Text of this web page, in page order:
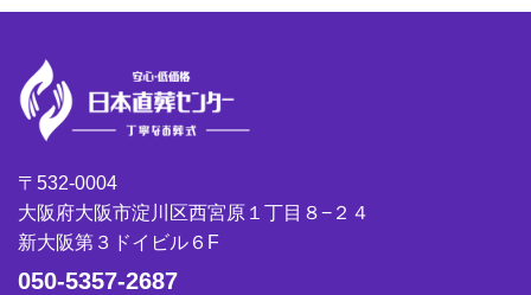
〒532-0004
大阪府大阪市淀川区西宮原１丁目８−２４
新大阪第３ドイビル６F
050-5357-2687